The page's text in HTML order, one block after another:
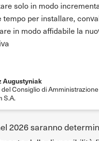
solo in modo
tempo per installare,
in modo affidabile la
Augustyniak
Consiglio di Amministrazione
S.A.
2026 saranno